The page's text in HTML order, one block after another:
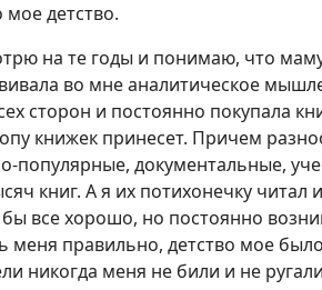
детство.
на те годы и понимаю, что
во мне аналитическое
сторон и постоянно покупала
книжек принесет. Причем
популярные, документальные,
книг. А я их потихонечку читал
все хорошо, но постоянно
меня правильно, детство мое
никогда меня не били и не